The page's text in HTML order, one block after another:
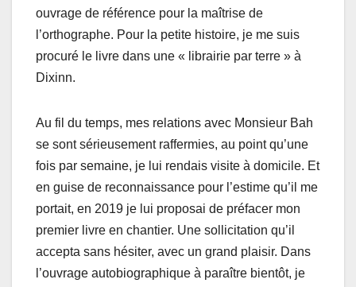
ouvrage de référence pour la maîtrise de
l’orthographe. Pour la petite histoire, je me suis
procuré le livre dans une « librairie par terre » à
Dixinn.
Au fil du temps, mes relations avec Monsieur Bah
se sont sérieusement raffermies, au point qu’une
fois par semaine, je lui rendais visite à domicile. Et
en guise de reconnaissance pour l’estime qu’il me
portait, en 2019 je lui proposai de préfacer mon
premier livre en chantier. Une sollicitation qu’il
accepta sans hésiter, avec un grand plaisir. Dans
l’ouvrage autobiographique à paraître bientôt, je